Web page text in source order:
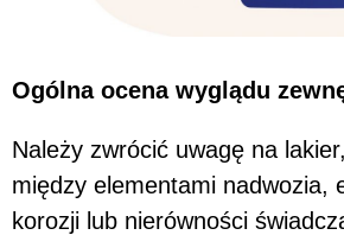
Ogólna ocena wyglądu
Należy zwrócić uwagę na
między elementami nadwozia,
korozji lub nierówności